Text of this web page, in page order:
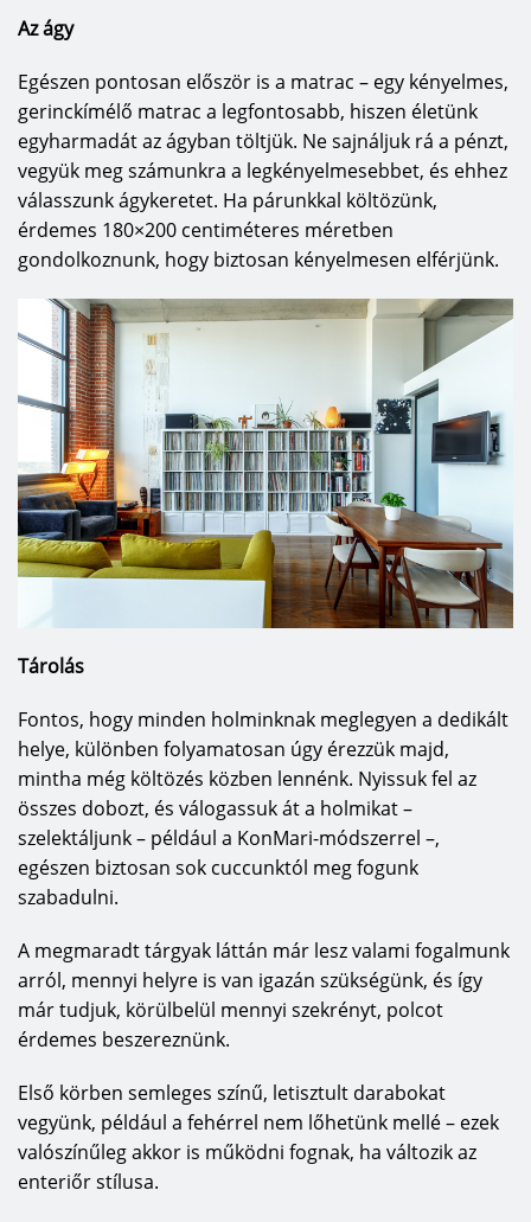
Az ágy
Egészen pontosan először is a matrac – egy kényelmes,
gerinckímélő matrac a legfontosabb, hiszen életünk
egyharmadát az ágyban töltjük. Ne sajnáljuk rá a pénzt,
vegyük meg számunkra a legkényelmesebbet, és ehhez
válasszunk ágykeretet. Ha párunkkal költözünk,
érdemes 180×200 centiméteres méretben
gondolkoznunk, hogy biztosan kényelmesen elférjünk.
Tárolás
Fontos, hogy minden holminknak meglegyen a dedikált
helye, különben folyamatosan úgy érezzük majd,
mintha még költözés közben lennénk. Nyissuk fel az
összes dobozt, és válogassuk át a holmikat –
szelektáljunk – például a KonMari-módszerrel –,
egészen biztosan sok cuccunktól meg fogunk
szabadulni.
A megmaradt tárgyak láttán már lesz valami fogalmunk
arról, mennyi helyre is van igazán szükségünk, és így
már tudjuk, körülbelül mennyi szekrényt, polcot
érdemes beszereznünk.
Első körben semleges színű, letisztult darabokat
vegyünk, például a fehérrel nem lőhetünk mellé – ezek
valószínűleg akkor is működni fognak, ha változik az
enteriőr stílusa.